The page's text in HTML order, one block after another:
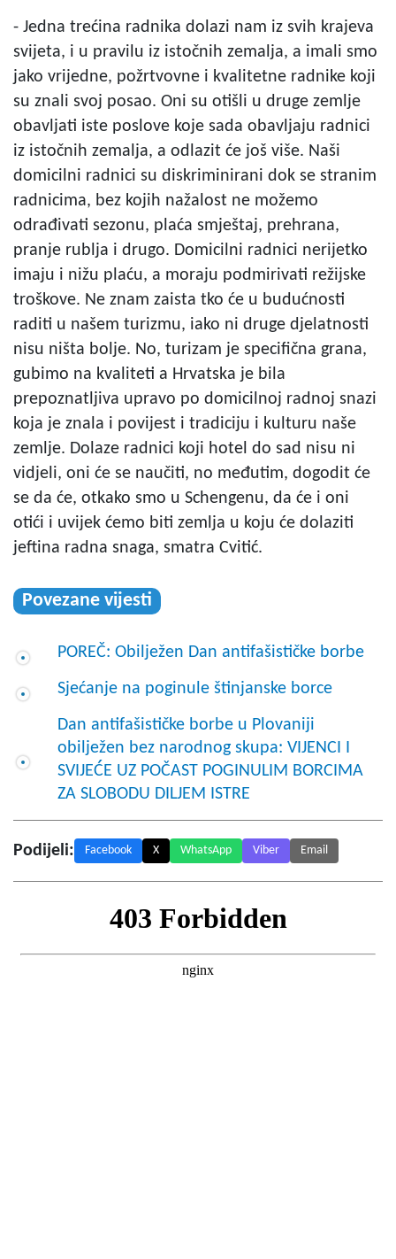
- Jedna trećina radnika dolazi nam iz svih krajeva
svijeta, i u pravilu iz istočnih zemalja, a imali smo
jako vrijedne, požrtvovne i kvalitetne radnike koji
su znali svoj posao. Oni su otišli u druge zemlje
obavljati iste poslove koje sada obavljaju radnici
iz istočnih zemalja, a odlazit će još više. Naši
domicilni radnici su diskriminirani dok se stranim
radnicima, bez kojih nažalost ne možemo
odrađivati sezonu, plaća smještaj, prehrana,
pranje rublja i drugo. Domicilni radnici nerijetko
imaju i nižu plaću, a moraju podmirivati režijske
troškove. Ne znam zaista tko će u budućnosti
raditi u našem turizmu, iako ni druge djelatnosti
nisu ništa bolje. No, turizam je specifična grana,
gubimo na kvaliteti a Hrvatska je bila
prepoznatljiva upravo po domicilnoj radnoj snazi
koja je znala i povijest i tradiciju i kulturu naše
zemlje. Dolaze radnici koji hotel do sad nisu ni
vidjeli, oni će se naučiti, no međutim, dogodit će
se da će, otkako smo u Schengenu, da će i oni
otići i uvijek ćemo biti zemlja u koju će dolaziti
jeftina radna snaga, smatra Cvitić.
Povezane vijesti
POREČ: Obilježen Dan antifašističke borbe
Sjećanje na poginule štinjanske borce
Dan antifašističke borbe u Plovaniji
obilježen bez narodnog skupa: VIJENCI I
SVIJEĆE UZ POČAST POGINULIM BORCIMA
ZA SLOBODU DILJEM ISTRE
Podijeli: Facebook X WhatsApp Viber Email